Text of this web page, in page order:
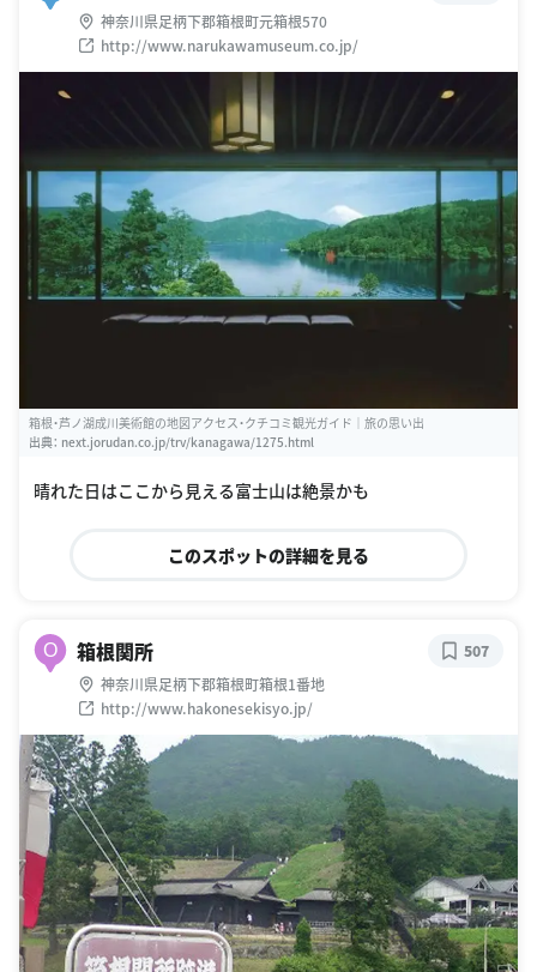
神奈川県足柄下郡箱根町元箱根570
http://www.narukawamuseum.co.jp/
箱根・芦ノ湖成川美術館の地図アクセス・クチコミ観光ガイド｜旅の思い出
出典： next.jorudan.co.jp/trv/kanagawa/1275.html
晴れた日はここから見える富士山は絶景かも
このスポットの詳細を見る
O 箱根関所
神奈川県足柄下郡箱根町箱根1番地
http://www.hakonesekisyo.jp/
507